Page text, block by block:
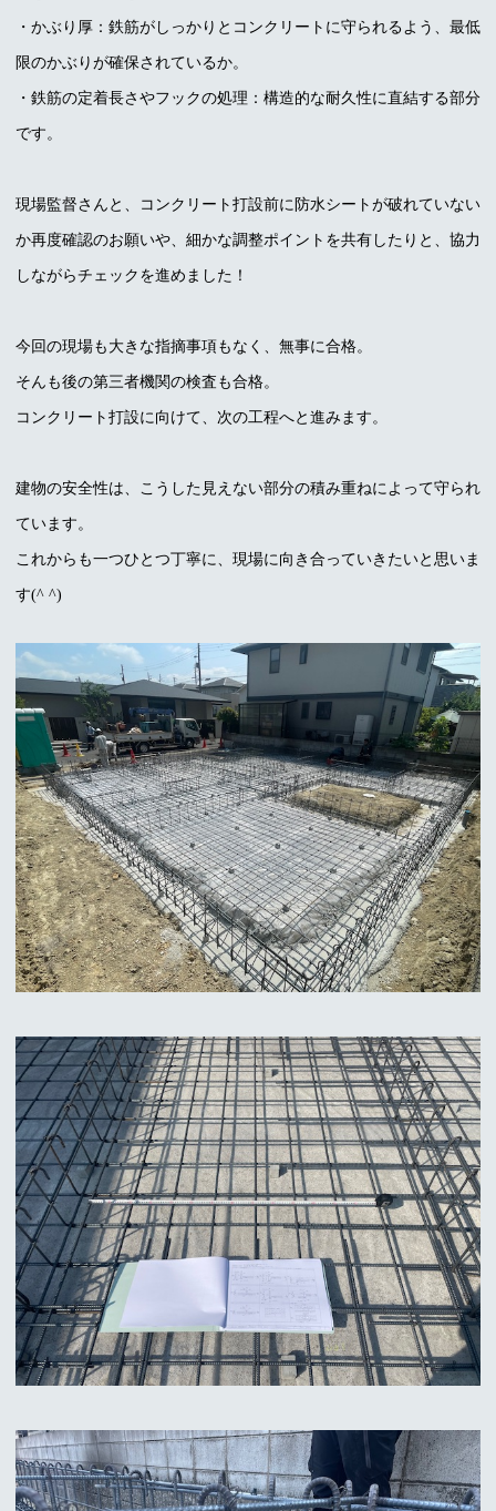
・かぶり厚：鉄筋がしっかりとコンクリートに守られるよう、最低
限のかぶりが確保されているか。
・鉄筋の定着長さやフックの処理：構造的な耐久性に直結する部分
です。
現場監督さんと、コンクリート打設前に防水シートが破れていない
か再度確認のお願いや、細かな調整ポイントを共有したりと、協力
しながらチェックを進めました！
今回の現場も大きな指摘事項もなく、無事に合格。
そんも後の第三者機関の検査も合格。
コンクリート打設に向けて、次の工程へと進みます。
建物の安全性は、こうした見えない部分の積み重ねによって守られ
ています。
これからも一つひとつ丁寧に、現場に向き合っていきたいと思いま
す(^ ^)